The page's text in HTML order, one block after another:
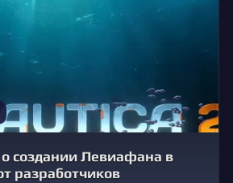
создании Левиафана в
разработчиков